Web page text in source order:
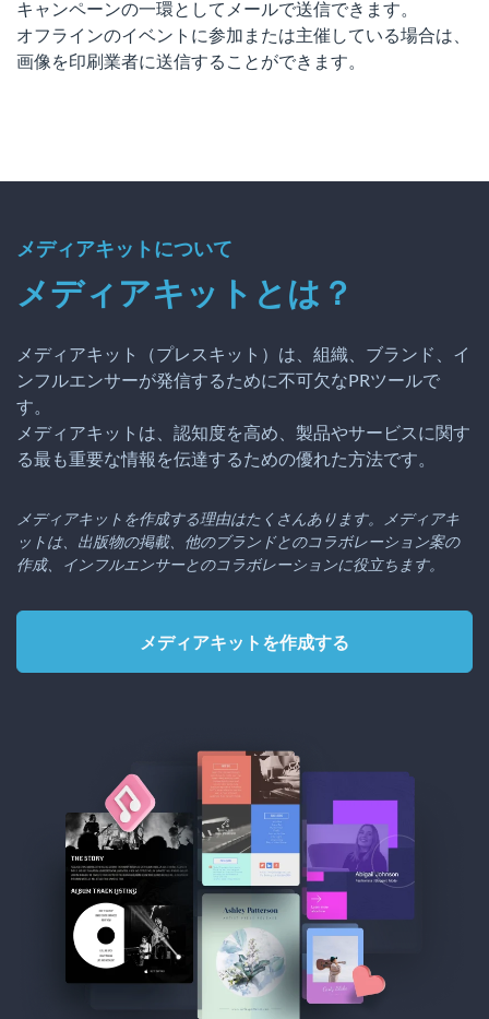
キャンペーンの一環としてメールで送信できます。
オフラインのイベントに参加または主催している場合は、
画像を印刷業者に送信することができます。
メディアキットについて
メディアキットとは？
メディアキット（プレスキット）は、組織、ブランド、イ
ンフルエンサーが発信するために不可欠なPRツールで
す。
メディアキットは、認知度を高め、製品やサービスに関す
る最も重要な情報を伝達するための優れた方法です。
メディアキットを作成する理由はたくさんあります。メディアキ
ットは、出版物の掲載、他のブランドとのコラボレーション案の
作成、インフルエンサーとのコラボレーションに役立ちます。
メディアキットを作成する